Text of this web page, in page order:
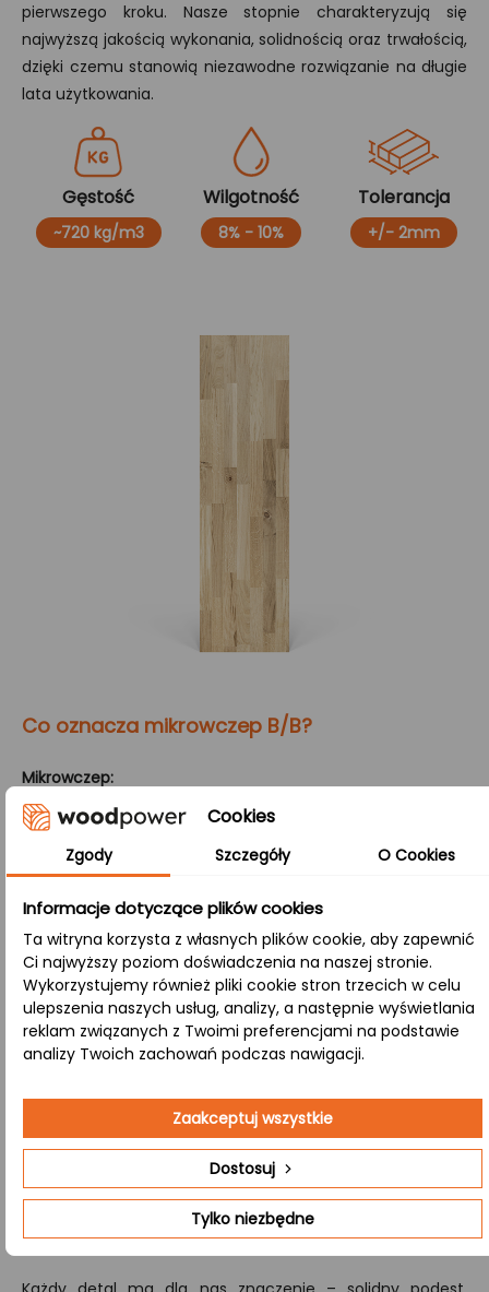
pierwszego kroku. Nasze stopnie charakteryzują się
najwyższą jakością wykonania, solidnością oraz trwałością,
dzięki czemu stanowią niezawodne rozwiązanie na długie
lata użytkowania.
Gęstość
~720 kg/m3
Wilgotność
8% - 10%
Tolerancja
+/- 2mm
Co oznacza mikrowczep B/B?
Mikrowczep:
Technologia polegająca na precyzyjnym łączeniu krótkich
lameli (ok. 4 cm) zarówno wzdłuż, jak i wszerz. Dzięki temu
uzyskujemy materiał wyjątkowo stabilny oraz odporny na
B/B:
Obie strony blatu zachowują naturalny wygląd,
prezentując sęki i różnorodne przebarwienia, co nadaje
mu wyjątkowy, rustykalny charakter.
kompletnych zestawów schodów drewnianych. Jeśli
potrzebujesz schodów wykonanych na zamówienie,
obejmujących wszystkie elementy – od stopni i podstopni,
przez policzki aż po tralki – Jeśli chcesz otrzymać
szczegółową ofertę, wejdź na stronę
czego potrzebujesz.
Cookies
Zgody Szczegóły O Cookies
Informacje dotyczące plików cookies
Ta witryna korzysta z własnych plików cookie, aby zapewnić
Ci najwyższy poziom doświadczenia na naszej stronie.
Wykorzystujemy również pliki cookie stron trzecich w celu
ulepszenia naszych usług, analizy, a następnie wyświetlania
reklam związanych z Twoimi preferencjami na podstawie
analizy Twoich zachowań podczas nawigacji.
Tylko niezbędne
Dostosuj
Zaakceptuj wszystkie